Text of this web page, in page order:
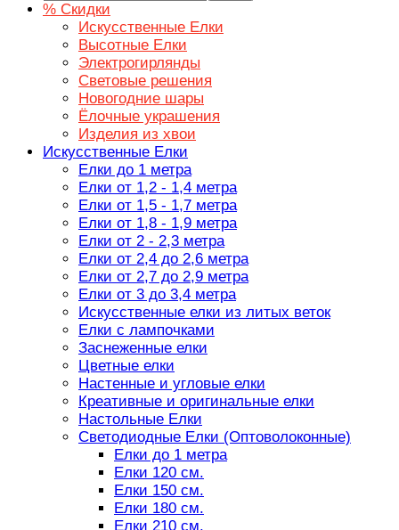
% Скидки
Искусственные Елки
Высотные Елки
Электрогирлянды
Световые решения
Новогодние шары
Ёлочные украшения
Изделия из хвои
Искусственные Елки
Елки до 1 метра
Елки от 1,2 - 1,4 метра
Елки от 1,5 - 1,7 метра
Елки от 1,8 - 1,9 метра
Елки от 2 - 2,3 метра
Елки от 2,4 до 2,6 метра
Елки от 2,7 до 2,9 метра
Елки от 3 до 3,4 метра
Искусственные елки из литых веток
Елки с лампочками
Заснеженные елки
Цветные елки
Настенные и угловые елки
Креативные и оригинальные елки
Настольные Елки
Светодиодные Елки (Оптоволоконные)
Елки до 1 метра
Елки 120 см.
Елки 150 см.
Елки 180 см.
Елки 210 см.